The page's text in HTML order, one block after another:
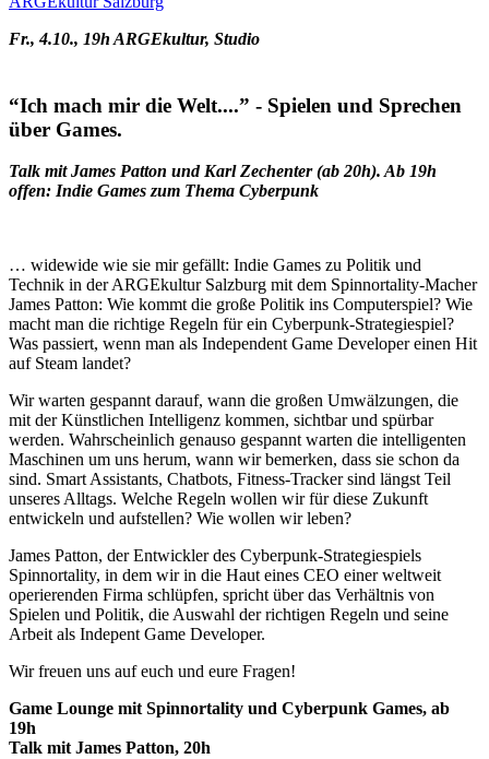
Fr., 4.10., 19h ARGEkultur, Studio
“Ich mach mir die Welt....” - Spielen und Sprechen
über Games.
Talk mit James Patton und Karl Zechenter (ab 20h). Ab 19h
offen: Indie Games zum Thema Cyberpunk
… widewide wie sie mir gefällt: Indie Games zu Politik und
Technik in der ARGEkultur Salzburg mit dem Spinnortality-Macher
James Patton: Wie kommt die große Politik ins Computerspiel? Wie
macht man die richtige Regeln für ein Cyberpunk-Strategiespiel?
Was passiert, wenn man als Independent Game Developer einen Hit
auf Steam landet?
Wir warten gespannt darauf, wann die großen Umwälzungen, die
mit der Künstlichen Intelligenz kommen, sichtbar und spürbar
werden. Wahrscheinlich genauso gespannt warten die intelligenten
Maschinen um uns herum, wann wir bemerken, dass sie schon da
sind. Smart Assistants, Chatbots, Fitness-Tracker sind längst Teil
unseres Alltags. Welche Regeln wollen wir für diese Zukunft
entwickeln und aufstellen? Wie wollen wir leben?
James Patton, der Entwickler des Cyberpunk-Strategiespiels
Spinnortality, in dem wir in die Haut eines CEO einer weltweit
operierenden Firma schlüpfen, spricht über das Verhältnis von
Spielen und Politik, die Auswahl der richtigen Regeln und seine
Arbeit als Indepent Game Developer.
Wir freuen uns auf euch und eure Fragen!
Game Lounge mit Spinnortality und Cyberpunk Games, ab
19h
Talk mit James Patton, 20h